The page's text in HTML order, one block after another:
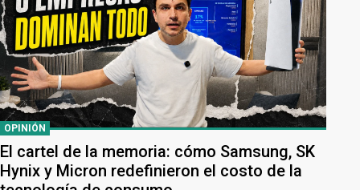
OPINIÓN
El cartel de la memoria: cómo Samsung, SK
Hynix y Micron redefinieron el costo de la